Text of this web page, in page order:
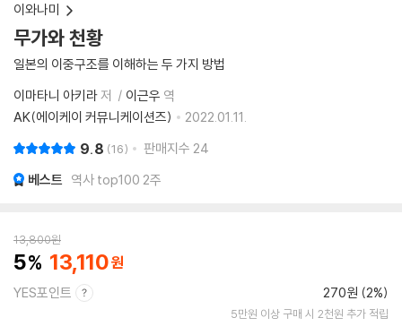
이와나미
무가와 천황
일본의 이중구조를 이해하는 두 가지 방법
이마타니 아키라저 이근우 역
AK(에이케이 커뮤니케이션즈)
2022.01.11.
9.8 16 판매지수 24
베스트 역사 top100 2주
13,800원
5 13,110
YES포인트 270원 (2%)
5만원 이상 구매 시 2천원 추가 적립